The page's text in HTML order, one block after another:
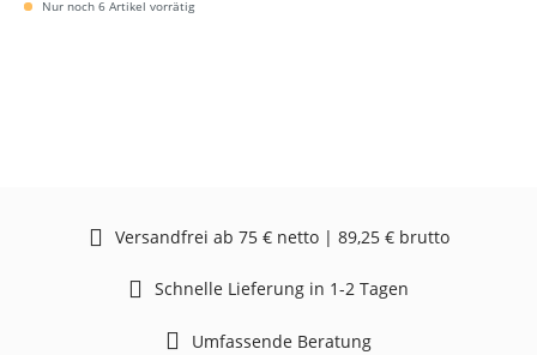
Nur noch 6 Artikel vorrätig
Versandfrei ab 75 € netto | 89,25 € brutto
Schnelle Lieferung in 1-2 Tagen
Umfassende Beratung